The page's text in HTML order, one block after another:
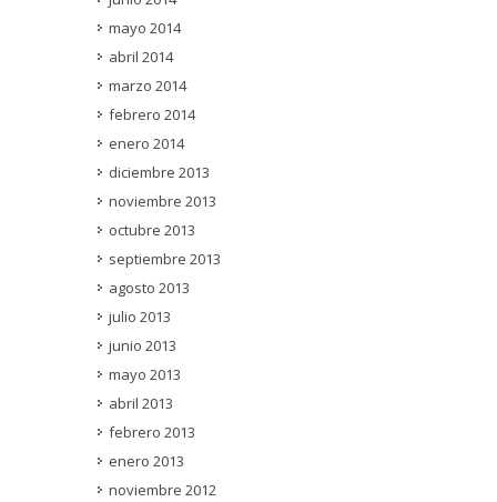
mayo 2014
abril 2014
marzo 2014
febrero 2014
enero 2014
diciembre 2013
noviembre 2013
octubre 2013
septiembre 2013
agosto 2013
julio 2013
junio 2013
mayo 2013
abril 2013
febrero 2013
enero 2013
noviembre 2012